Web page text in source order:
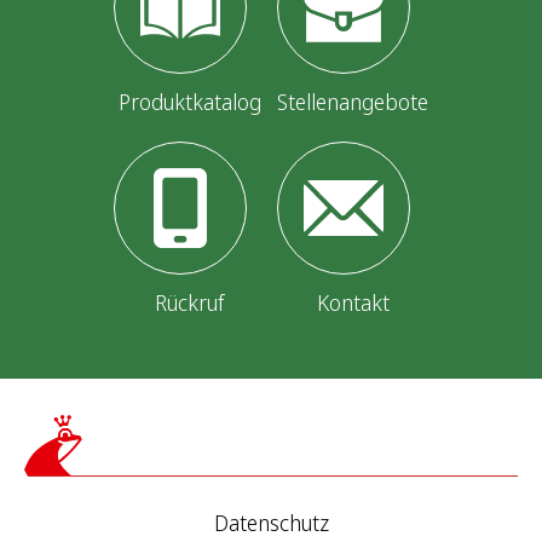
Produktkatalog Stellenangebote
Rückruf Kontakt
Datenschutz